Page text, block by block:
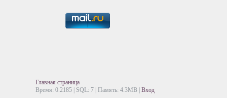
Главная страница
Время: 0.2185 | SQL: 7 | Память: 4.3MB Вход